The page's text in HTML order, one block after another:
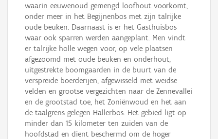
waarin eeuwenoud gemengd loofhout voorkomt,
onder meer in het Begijnenbos met zijn talrijke
oude beuken. Daarnaast is er het Gasthuisbos
waar ook sparren werden aangeplant. Men vindt
er talrijke holle wegen voor, op vele plaatsen
afgezoomd met oude beuken en onderhout,
uitgestrekte boomgaarden in de buurt van de
verspreide boerderijen, afgewisseld met weidse
velden en grootse vergezichten naar de Zennevallei
en de grootstad toe, het Zoniënwoud en het aan
de taalgrens gelegen Hallerbos. Het gebied ligt op
minder dan 15 kilometer ten zuiden van de
hoofdstad en dient beschermd om de hoger